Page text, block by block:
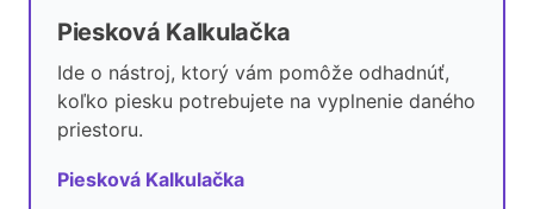
Piesková Kalkulačka
Ide o nástroj, ktorý vám pomôže odhadnúť,
koľko piesku potrebujete na vyplnenie daného
priestoru.
Piesková Kalkulačka